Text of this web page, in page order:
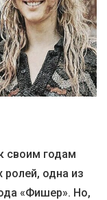
своим годам
ролей, одна из
«Фишер». Но,